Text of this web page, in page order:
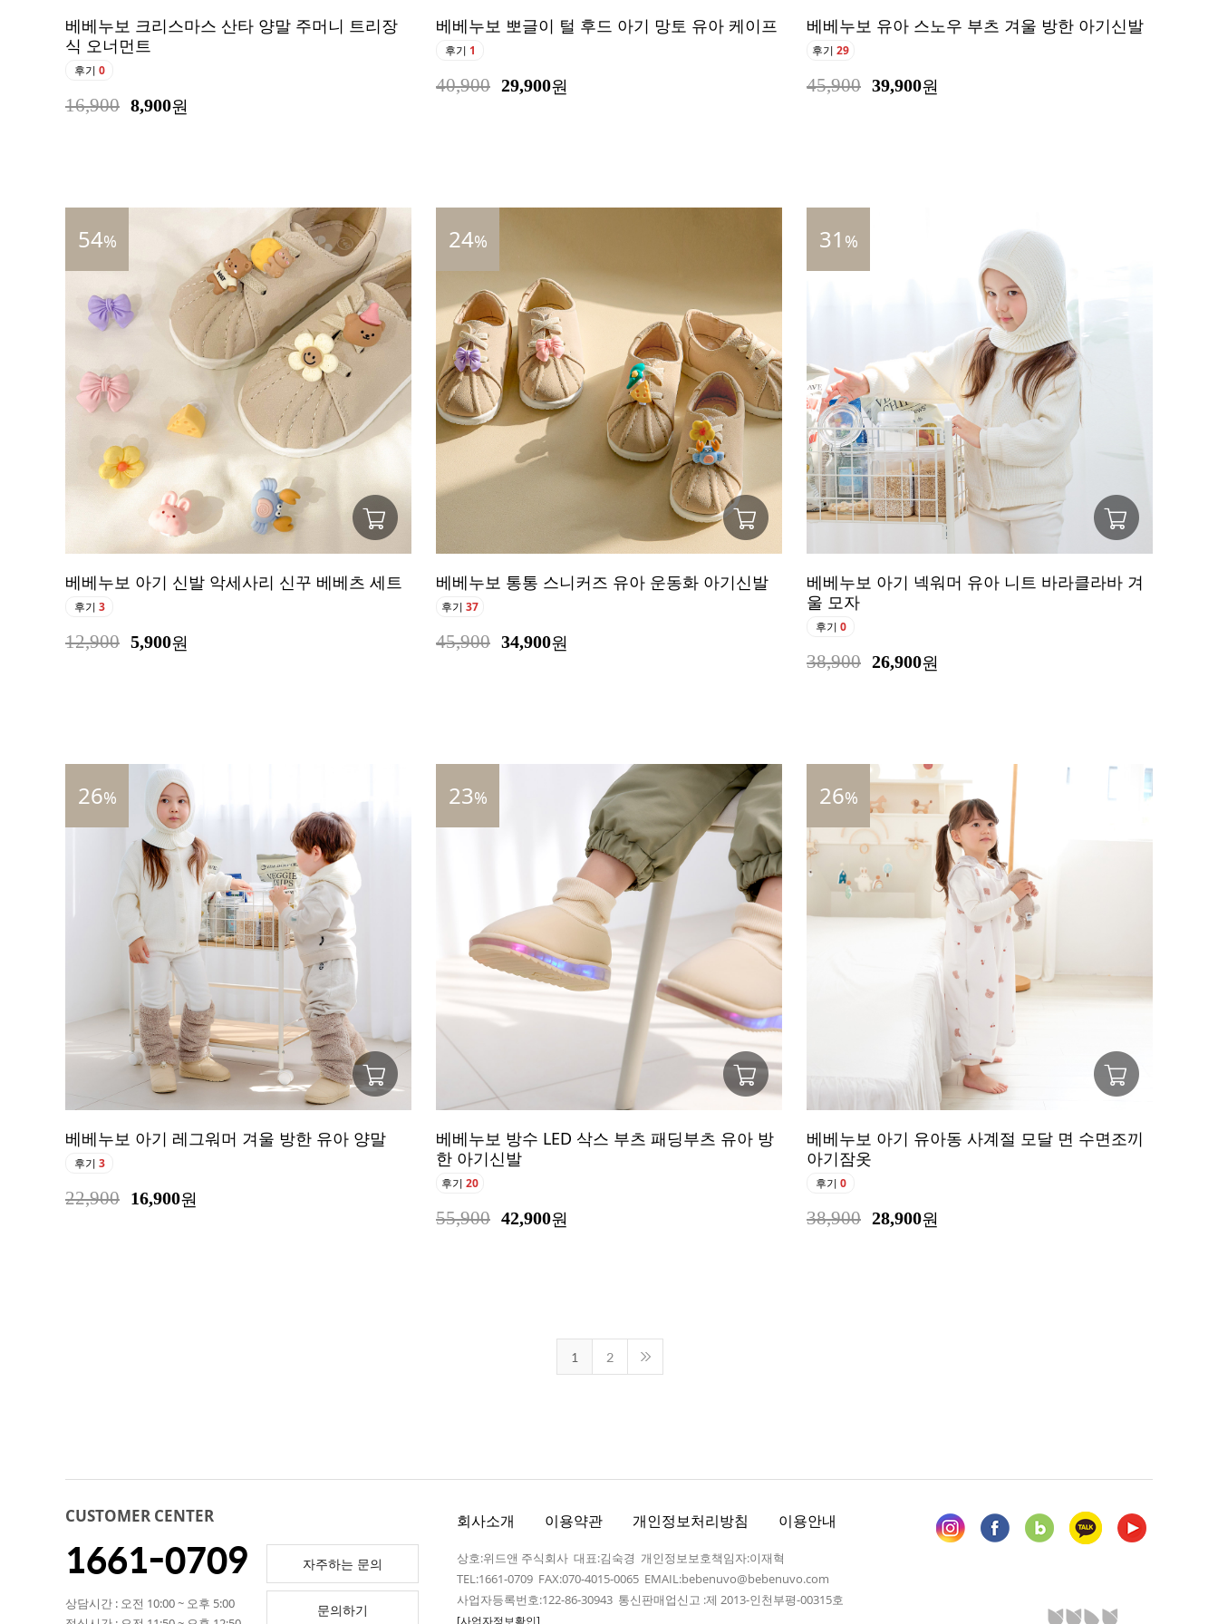
베베누보 크리스마스 산타 양말 주머니 트리장
식 오너먼트
후기 0
16,900 8,900원
베베누보 뽀글이 털 후드 아기 망토 유아 케이프
후기 1
40,900 29,900원
베베누보 유아 스노우 부츠 겨울 방한 아기신발
후기 29
45,900 39,900원
54%
베베누보 아기 신발 악세사리 신꾸 베베츠 세트
후기 3
12,900 5,900원
24%
베베누보 통통 스니커즈 유아 운동화 아기신발
후기 37
45,900 34,900원
31 %
베베누보 아기 넥워머 유아 니트 바라클라바 겨
울 모자
후기 0
38,900 26,900원
26%
베베누보 아기 레그워머 겨울 방한 유아 양말
후기 3
22,900 16,900원
23%
베베누보 방수 LED 삭스 부츠 패딩부츠 유아 방
한 아기신발
후기 20
55,900 42,900원
26%
베베누보 아기 유아동 사계절 모달 면 수면조끼
아기잠옷
후기 0
38,900 28,900원
1 2
CUSTOMER CENTER
1661-0709
상담시간 : 오전 10:00 ~ 오후 5:00
자주하는 문의
문의하기
회사소개 이용약관 개인정보처리방침 이용안내
상호:위드앤 주식회사 대표:김숙경 개인정보보호책임자:이재혁
TEL:1661-0709 FAX:070-4015-0065 EMAIL:bebenuvo@bebenuvo.com
사업자등록번호:122-86-30943 통신판매업신고 :제 2013-인천부평-00315호
[사업자정보확인]